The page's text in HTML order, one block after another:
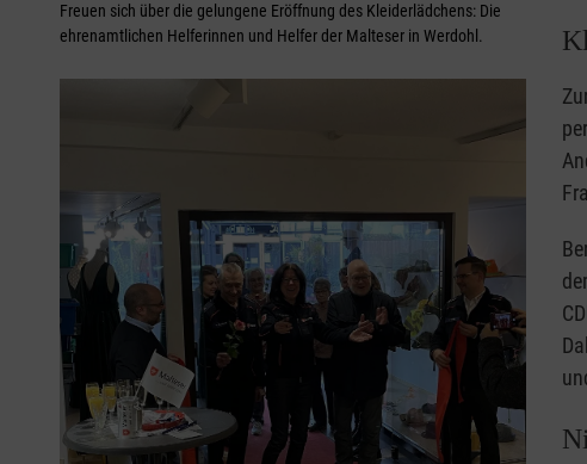
Freuen sich über die gelungene Eröffnung des Kleiderlädchens: Die
ehrenamtlichen Helferinnen und Helfer der Malteser in Werdohl.